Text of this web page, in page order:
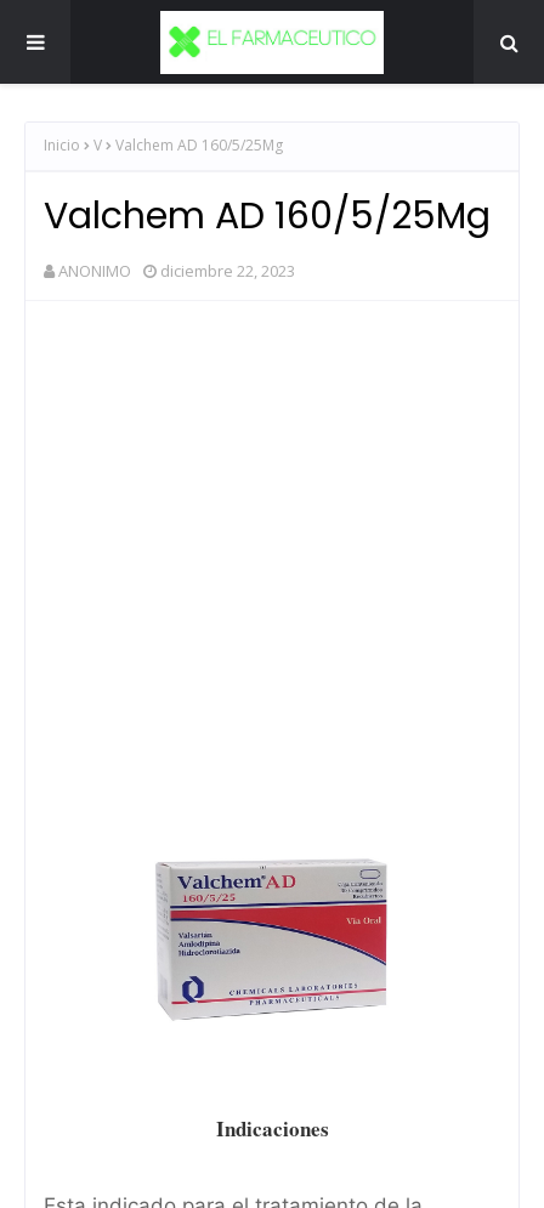
Inicio V Valchem AD 160/5/25Mg
Valchem AD 160/5/25Mg
ANONIMO diciembre 22, 2023
Indicaciones